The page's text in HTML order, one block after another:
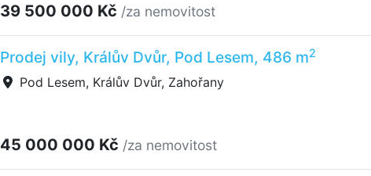
39 500 000 Kč /za nemovitost
Prodej vily, Králův Dvůr, Pod Lesem, 486 m2
Pod Lesem, Králův Dvůr, Zahořany
45 000 000 Kč /za nemovitost